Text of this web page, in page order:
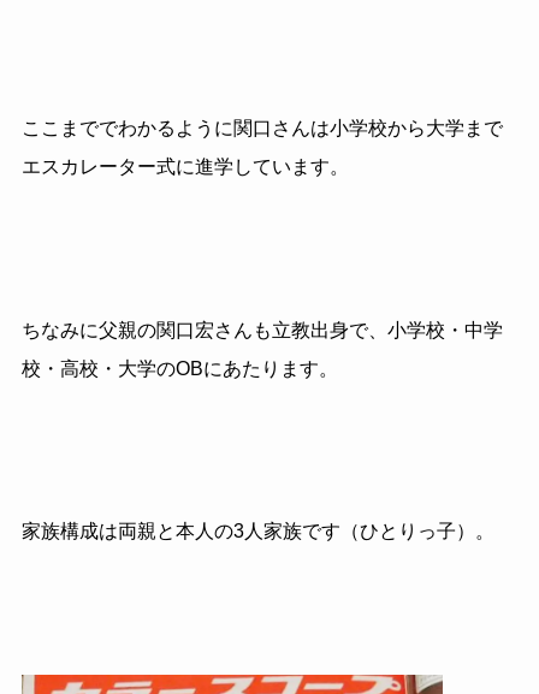
ここまででわかるように関口さんは小学校から大学まで
エスカレーター式に進学しています。
ちなみに父親の関口宏さんも立教出身で、小学校・中学
校・高校・大学のOBにあたります。
家族構成は両親と本人の3人家族です（ひとりっ子）。